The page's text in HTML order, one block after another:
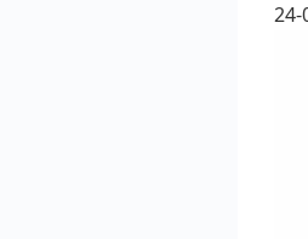
24-